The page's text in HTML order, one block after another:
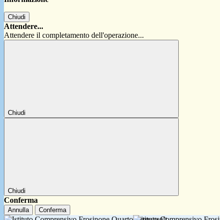
Chiudi
Attendere...
Attendere il completamento dell'operazione...
Chiudi
Chiudi
Conferma
Annulla Conferma